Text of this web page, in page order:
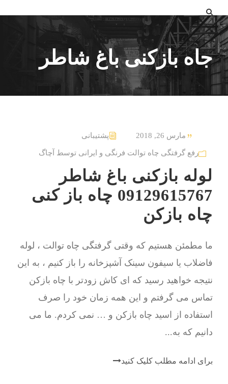
جاه بازکنی باغ شاطر
مارس 26, 2018 پشتیبانی
رفع گرفتگی چاه توالت فرنگی و ایرانی توسط آچاگ
لوله بازکنی باغ شاطر
09129615767 چاه باز کنی
چاه بازکن
ما مطمئن هستیم که وقتی گرفتگی چاه توالت ، لوله
فاضلاب یا سیفون سینک آشپزخانه را باز کنیم ، به این
نتیجه خواهید رسید که ای کاش زودتر با چاه بازکن
تماس می گرفتم و این همه زمان خود را صرف
استفاده از اسید چاه بازکن و … نمی کردم. ما می
دانیم که به...
برای ادامه مطلب کلیک کنید